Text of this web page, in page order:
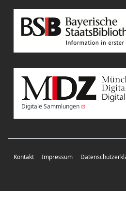
Digitale Sammlungen
Kontakt Impressum